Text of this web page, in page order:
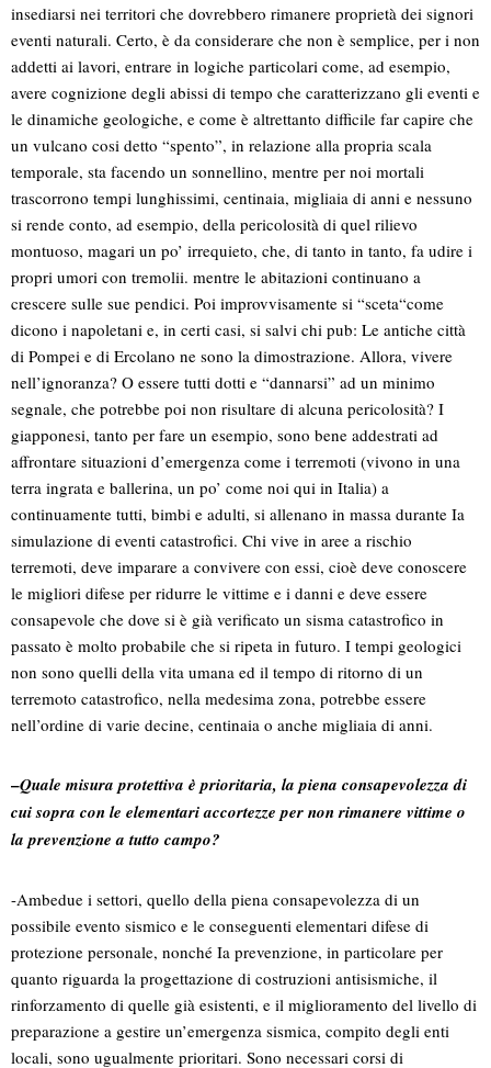
insediarsi nei territori che dovrebbero rimanere proprietà dei signori
eventi naturali. Certo, è da considerare che non è semplice, per i non
addetti ai lavori, entrare in logiche particolari come, ad esempio,
avere cognizione degli abissi di tempo che caratterizzano gli eventi e
le dinamiche geologiche, e come è altrettanto difficile far capire che
un vulcano cosi detto “spento”, in relazione alla propria scala
temporale, sta facendo un sonnellino, mentre per noi mortali
trascorrono tempi lunghissimi, centinaia, migliaia di anni e nessuno
si rende conto, ad esempio, della pericolosità di quel rilievo
montuoso, magari un po’ irrequieto, che, di tanto in tanto, fa udire i
propri umori con tremolii. mentre le abitazioni continuano a
crescere sulle sue pendici. Poi improvvisamente si “sceta“come
dicono i napoletani e, in certi casi, si salvi chi pub: Le antiche città
di Pompei e di Ercolano ne sono la dimostrazione. Allora, vivere
nell’ignoranza? O essere tutti dotti e “dannarsi” ad un minimo
segnale, che potrebbe poi non risultare di alcuna pericolosità? I
giapponesi, tanto per fare un esempio, sono bene addestrati ad
affrontare situazioni d’emergenza come i terremoti (vivono in una
terra ingrata e ballerina, un po’ come noi qui in Italia) a
continuamente tutti, bimbi e adulti, si allenano in massa durante Ia
simulazione di eventi catastrofici. Chi vive in aree a rischio
terremoti, deve imparare a convivere con essi, cioè deve conoscere
le migliori difese per ridurre le vittime e i danni e deve essere
consapevole che dove si è già verificato un sisma catastrofico in
passato è molto probabile che si ripeta in futuro. I tempi geologici
non sono quelli della vita umana ed il tempo di ritorno di un
terremoto catastrofico, nella medesima zona, potrebbe essere
nell’ordine di varie decine, centinaia o anche migliaia di anni.
–Quale misura protettiva è prioritaria, la piena consapevolezza di
cui sopra con le elementari accortezze per non rimanere vittime o
la prevenzione a tutto campo?
-Ambedue i settori, quello della piena consapevolezza di un
possibile evento sismico e le conseguenti elementari difese di
protezione personale, nonché Ia prevenzione, in particolare per
quanto riguarda la progettazione di costruzioni antisismiche, il
rinforzamento di quelle già esistenti, e il miglioramento del livello di
preparazione a gestire un’emergenza sismica, compito degli enti
locali, sono ugualmente prioritari. Sono necessari corsi di